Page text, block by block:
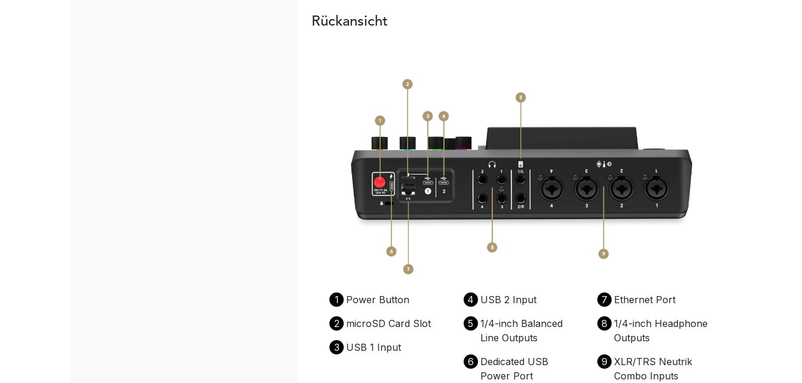
Rückansicht
1
Power Button
2
microSD Card Slot
3
USB 1 Input
4
USB 2 Input
5
1/4-inch Balanced
Line Outputs
6
Dedicated USB
Power Port
7
Ethernet Port
8
1/4-inch Headphone
Outputs
9
XLR/TRS Neutrik
Combo Inputs